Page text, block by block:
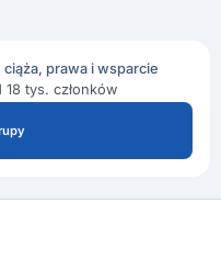
ciąża, prawa i wsparcie
tys. członków